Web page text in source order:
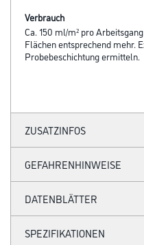
Verbrauch
Ca. 150 ml/m² pro
Flächen entsprechend mehr.
Probebeschichtung ermitteln.
ZUSATZINFOS
GEFAHRENHINWEISE
DATENBLÄTTER
SPEZIFIKATIONEN